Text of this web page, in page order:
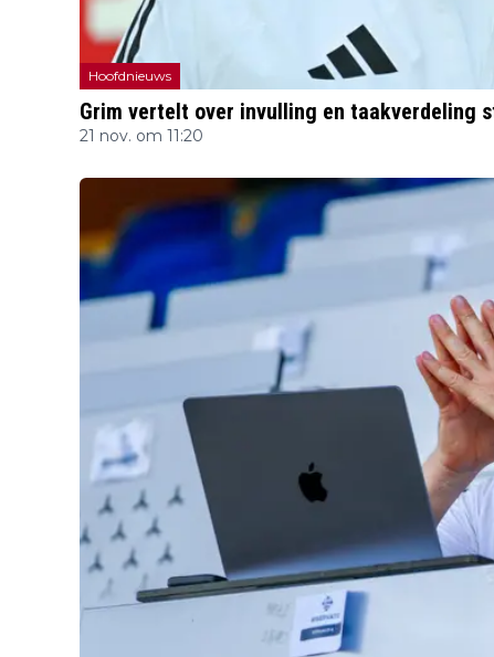
Hoofdnieuws
Grim vertelt over invulling en taakverdeling
21 nov. om 11:20